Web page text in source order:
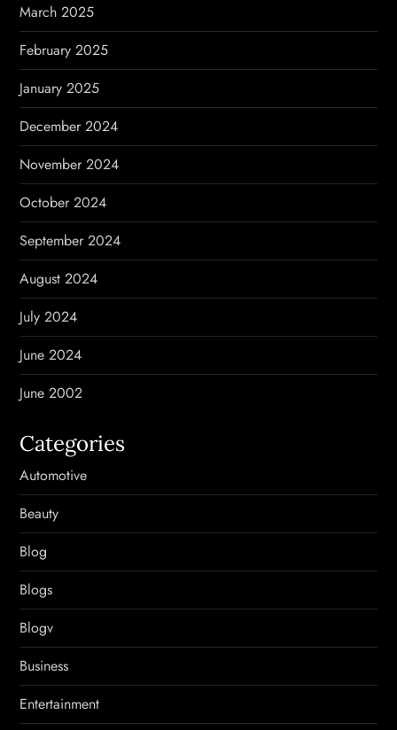
March 2025
February 2025
January 2025
December 2024
November 2024
October 2024
September 2024
August 2024
July 2024
June 2024
June 2002
Categories
Automotive
Beauty
Blog
Blogs
Blogv
Business
Entertainment